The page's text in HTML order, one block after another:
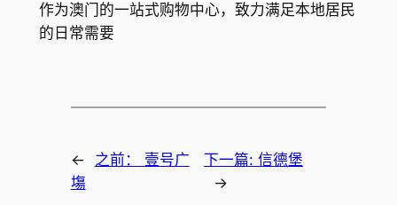
作为澳门的一站式购物中心，致力满足本地居民
的日常需要
← 之前： 壹号广
塲
下一篇: 信德堡
→